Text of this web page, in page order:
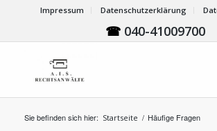
Impressum Datenschutzerklärung
☎ 040-41009700
Sie befinden sich hier: Startseite / Häufige Fragen